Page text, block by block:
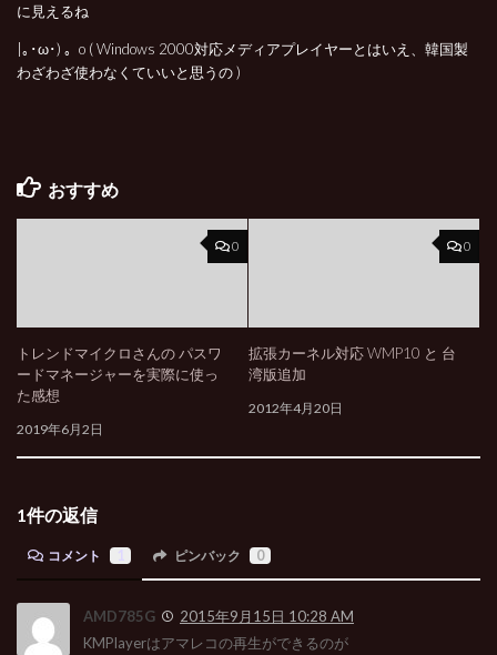
に見えるね
|｡･ω･) 。o ( Windows 2000対応メディアプレイヤーとはいえ、韓国製
わざわざ使わなくていいと思うの )
おすすめ
0
トレンドマイクロさんの パスワ
ードマネージャーを実際に使っ
た感想
2019年6月2日
0
拡張カーネル対応 WMP10 と 台
湾版追加
2012年4月20日
1件の返信
コメント ピンバック 0
AMD785G
2015年9月15日 10:28 AM
KMPlayerはアマレコの再生ができるのが